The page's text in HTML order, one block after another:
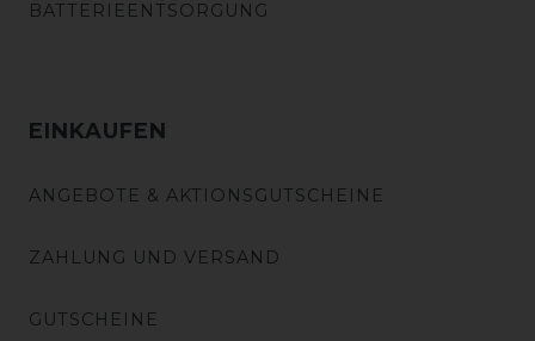
BATTERIEENTSORGUNG
EINKAUFEN
ANGEBOTE & AKTIONSGUTSCHEINE
ZAHLUNG UND VERSAND
GUTSCHEINE